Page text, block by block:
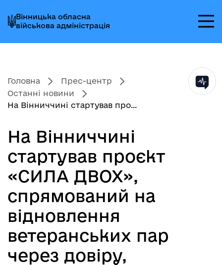
до
головного
меню
до
головного
вмісту
до
головного
колонтитула
Вінницька обласна
військова адміністрація
Головна
Прес-центр
Останні новини
На Вінниччині стартував про...
На Вінниччині
стартував проєкт
«СИЛА ДВОХ»,
спрямований на
відновлення
ветеранських пар
через довіру,